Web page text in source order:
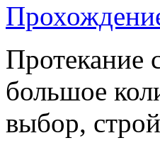
Протекание
большое
выбор,